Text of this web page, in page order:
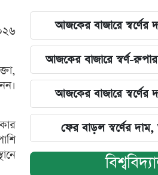
আজকের বাজারে
আজকের বাজারে স্বর্ণ-
আজকের বাজারে
ফের বাড়ল স্বর্ণের